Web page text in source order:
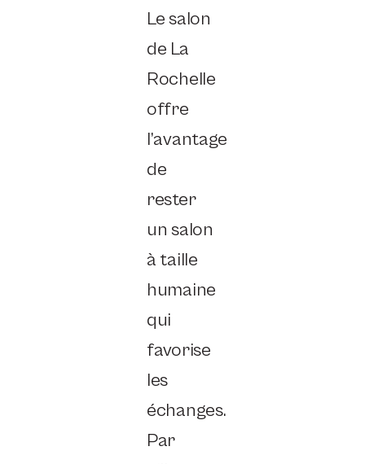
Le salon
de La
Rochelle
offre
l’avantage
de
rester
un salon
à taille
humaine
qui
favorise
les
échanges.
Par